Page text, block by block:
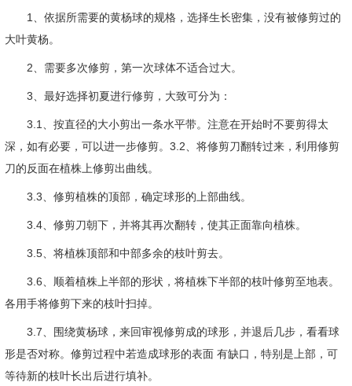
1、依据所需要的黄杨球的规格，选择生长密集，没有被修剪过的
大叶黄杨。
2、需要多次修剪，第一次球体不适合过大。
3、最好选择初夏进行修剪，大致可分为：
3.1、按直径的大小剪出一条水平带。注意在开始时不要剪得太
深，如有必要，可以进一步修剪。3.2、将修剪刀翻转过来，利用修剪
刀的反面在植株上修剪出曲线。
3.3、修剪植株的顶部，确定球形的上部曲线。
3.4、修剪刀朝下，并将其再次翻转，使其正面靠向植株。
3.5、将植株顶部和中部多余的枝叶剪去。
3.6、顺着植株上半部的形状，将植株下半部的枝叶修剪至地表。
各用手将修剪下来的枝叶扫掉。
3.7、围绕黄杨球，来回审视修剪成的球形，并退后几步，看看球
形是否对称。修剪过程中若造成球形的表面 有缺口，特别是上部，可
等待新的枝叶长出后进行填补。